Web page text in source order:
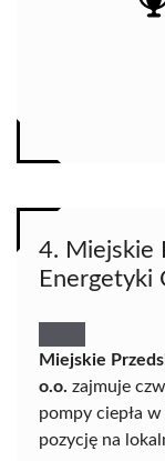
4. Miejskie
Energetyki
Miejskie
o.o. zajmuje
pompy ciepła
pozycję na